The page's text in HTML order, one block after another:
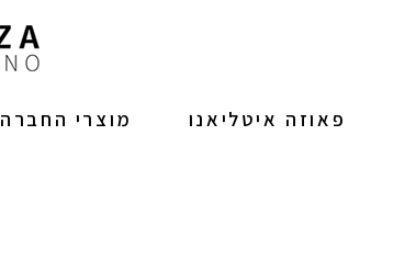
פאוזה איטליאנו מוצרי החברה